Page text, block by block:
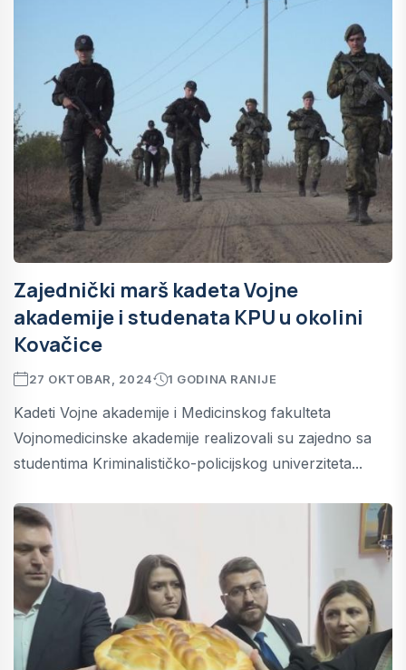
Zajednički marš kadeta Vojne
akademije i studenata KPU u okolini
Kovačice
27 OKTOBAR, 2024 1 GODINA RANIJE
Kadeti Vojne akademije i Medicinskog fakulteta
Vojnomedicinske akademije realizovali su zajedno sa
studentima Kriminalističko-policijskog univerziteta...